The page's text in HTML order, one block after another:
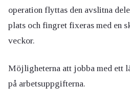
operation flyttas den avslitna
plats och fingret fixeras med en
veckor.
Möjligheterna att jobba med ett
på arbetsuppgifterna.